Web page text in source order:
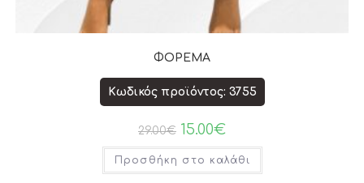
ΦΟΡΕΜΑ
Κωδικός προϊόντος: 3755
29.00€ 15.00€
Προσθήκη στο καλάθι